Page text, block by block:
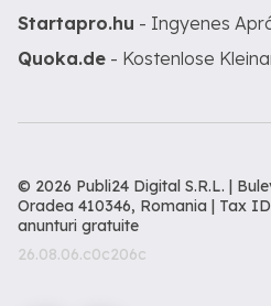
Startapro.hu - Ingyenes
Quoka.de - Kostenlose
© 2026 Publi24 Digital S.R.L. |
Oradea 410346, Romania | Tax
anunturi gratuite
26.08.06.c0c206c